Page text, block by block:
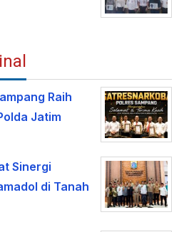
Raih
Jatim
Sinergi
di Tanah